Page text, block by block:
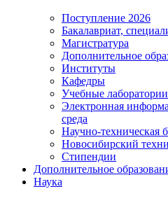
Поступление 2026
Бакалавриат,
Магистратура
Дополнительное
Институты
Кафедры
Учебные
Электронная
среда
Научно-техническая
Новосибирский
Стипендии
Дополнительное
Наука